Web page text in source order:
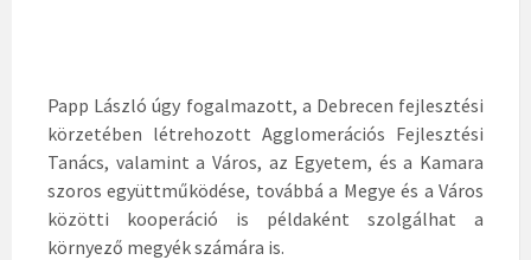
Papp László úgy fogalmazott, a Debrecen fejlesztési
körzetében létrehozott Agglomerációs Fejlesztési
Tanács, valamint a Város, az Egyetem, és a Kamara
szoros együttműködése, továbbá a Megye és a Város
közötti kooperáció is példaként szolgálhat a
környező megyék számára is.